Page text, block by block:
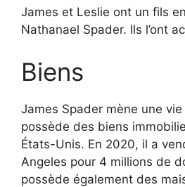
James et Leslie ont un fils
Nathanael Spader. Ils l’ont
Biens
James Spader mène une vie
possède des biens
États-Unis. En 2020, il a
Angeles pour 4 millions de
possède également des